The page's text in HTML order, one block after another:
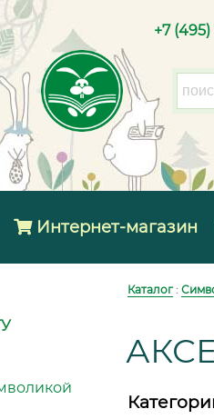
+7
Интернет-магазин
Каталог: